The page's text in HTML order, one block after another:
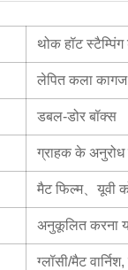
थोक हॉट
लेपित कला कागज
डबल-डोर बॉक्स
ग्राहक के
मैट फिल्म、यूवी
अनुकूलित करना
ग्लॉसी/मैट